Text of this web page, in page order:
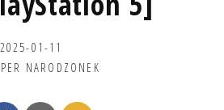
2025-01-11
NARODZONEK